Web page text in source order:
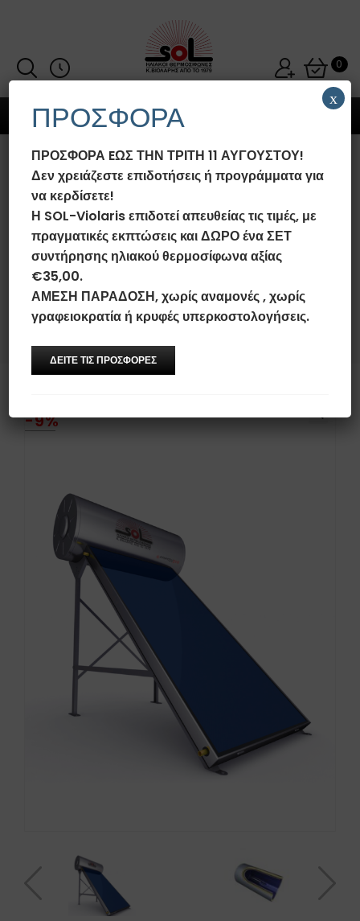
0
MENU
ΗΛΙΑΚΌΣ ΘΕΡΜΟΣΊΦΩΝΑΣ SOL-
VIOLARIS ENERGYPRO
160LT/2.5M² GLASS/RAL
ΕΠΙΛΕΚΤΙΚΌΣ ΤΙΤΑΝΊΟΥ FULL
PLATE (ΕΝΙΑΊΟ ΠΆΝΕΛ) ΑΝΤΛΊΑΣ
Αρχική σελίδα/Ηλιακοί Θερμοσίφωνες SOL-Violaris EnergyPro
Ηλιακός Θερμοσίφωνας SOL-Violaris EnergyPro
160lt/2.5m² Glass/Ral Επιλεκτικός Τιτανίου FULL PLATE (Ενιαίο
-9%
ΠΡΟΣΦΟΡΑ
ΠΡΟΣΦΟΡΑ EΩΣ ΤΗΝ ΤΡΙΤΗ 11 ΑΥΓΟΥΣΤΟΥ!
Δεν χρειάζεστε επιδοτήσεις ή προγράμματα για
να κερδίσετε!
Η SOL-Violaris επιδοτεί απευθείας τις τιμές, με
πραγματικές εκπτώσεις και ΔΩΡΟ ένα ΣΕΤ
συντήρησης ηλιακού θερμοσίφωνα αξίας
€35,00.
ΑΜΕΣΗ ΠΑΡΑΔΟΣΗ, χωρίς αναμονές , χωρίς
γραφειοκρατία ή κρυφές υπερκοστολογήσεις.
ΔΕΙΤΕ ΤΙΣ ΠΡΟΣΦΟΡΕΣ
x